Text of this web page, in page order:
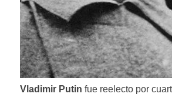
Vladimir Putin fue reelecto por